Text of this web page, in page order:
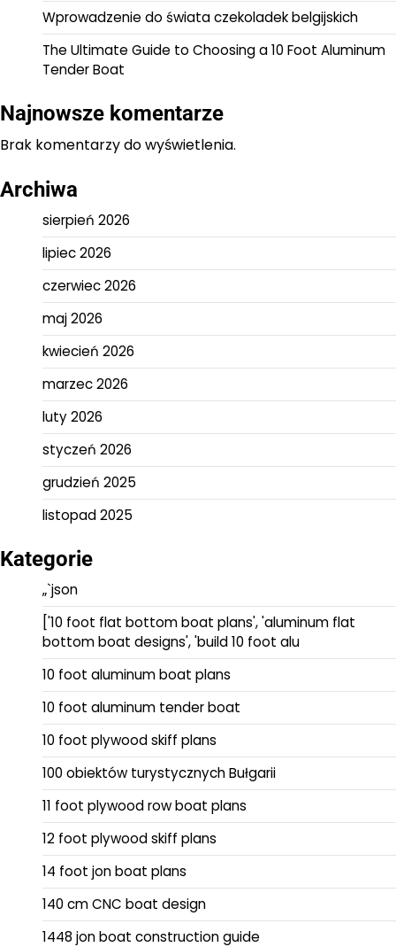
Wprowadzenie do świata czekoladek belgijskich
The Ultimate Guide to Choosing a 10 Foot Aluminum
Tender Boat
Najnowsze komentarze
Brak komentarzy do wyświetlenia.
Archiwa
sierpień 2026
lipiec 2026
czerwiec 2026
maj 2026
kwiecień 2026
marzec 2026
luty 2026
styczeń 2026
grudzień 2025
listopad 2025
Kategorie
„`json
['10 foot flat bottom boat plans', 'aluminum flat
bottom boat designs', 'build 10 foot alu
10 foot aluminum boat plans
10 foot aluminum tender boat
10 foot plywood skiff plans
100 obiektów turystycznych Bułgarii
11 foot plywood row boat plans
12 foot plywood skiff plans
14 foot jon boat plans
140 cm CNC boat design
1448 jon boat construction guide